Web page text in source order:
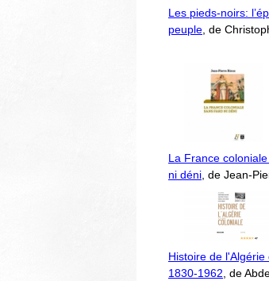
Les pieds-noirs:
peuple, de
La France
ni déni, de Jean-
Histoire de l'Algérie
1830-1962, de